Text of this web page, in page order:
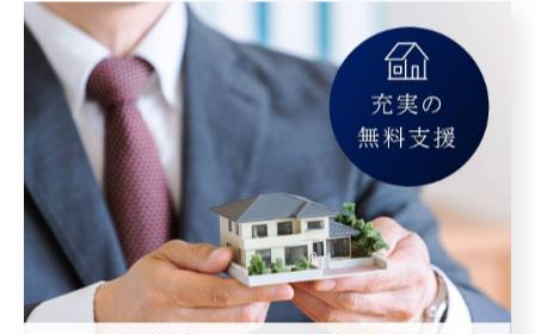
カテゴリー
全てのカテゴリー
相続
査定
買取